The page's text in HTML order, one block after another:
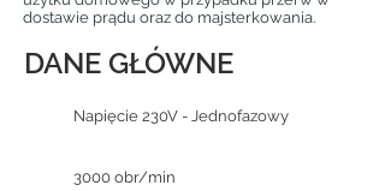
dostawie prądu oraz do majsterkowania.
DANE GŁÓWNE
Napięcie 230V - Jednofazowy
3000 obr/min